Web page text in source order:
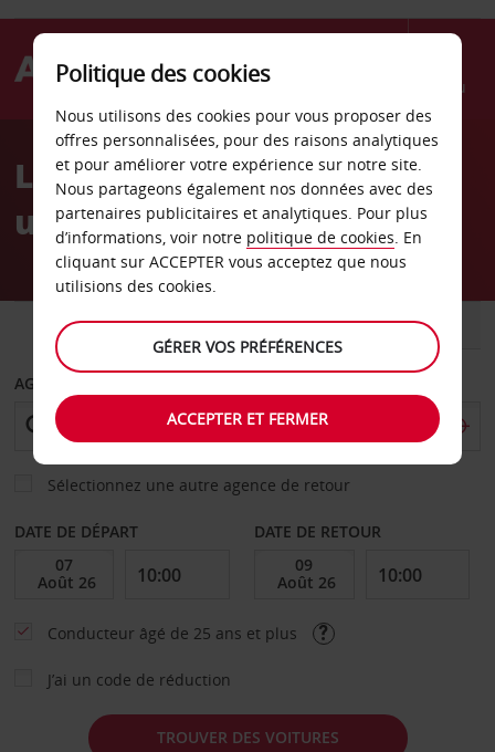
Menu
AvisLocation de voiture États-
unis
VOITURE UTILITAIRE
AGENCE DE DÉPART
Sélectionnez une autre agence de retour
DATE DE DÉPART DATE DE RETOUR
Conducteur âgé de 25 ans et plus
J’ai un code de réduction
TROUVER DES VOITURES
Politique des cookies
Nous utilisons des cookies pour vous proposer des
offres personnalisées, pour des raisons analytiques
et pour améliorer votre expérience sur notre site.
Nous partageons également nos données avec des
partenaires publicitaires et analytiques. Pour plus
d’informations, voir notre politique de cookies. En
cliquant sur ACCEPTER vous acceptez que nous
utilisions des cookies.
GÉRER VOS PRÉFÉRENCES
ACCEPTER ET FERMER